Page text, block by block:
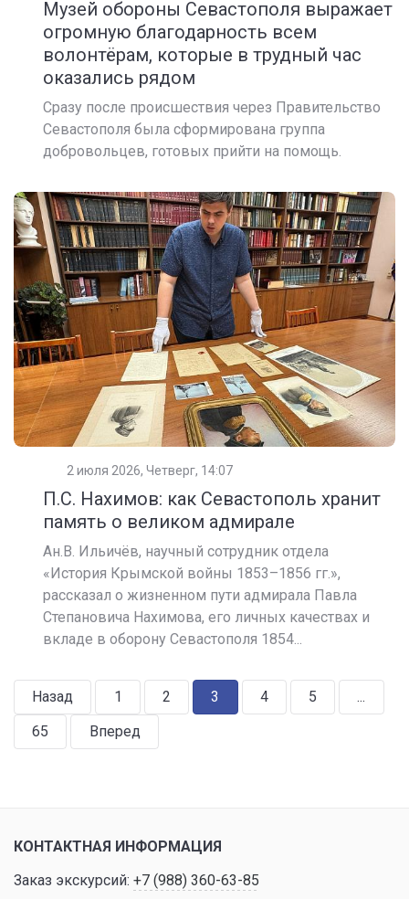
Музей обороны Севастополя выражает
огромную благодарность всем
волонтёрам, которые в трудный час
оказались рядом
Сразу после происшествия через Правительство
Севастополя была сформирована группа
добровольцев, готовых прийти на помощь.
2 июля 2026, Четверг, 14:07
П.С. Нахимов: как Севастополь хранит
память о великом адмирале
Ан.В. Ильичёв, научный сотрудник отдела
«История Крымской войны 1853–1856 гг.»,
рассказал о жизненном пути адмирала Павла
Степановича Нахимова, его личных качествах и
вкладе в оборону Севастополя 1854...
Назад 1 2 3 4 5
...
65
Вперед
КОНТАКТНАЯ ИНФОРМАЦИЯ
Заказ экскурсий: +7 (988) 360-63-85